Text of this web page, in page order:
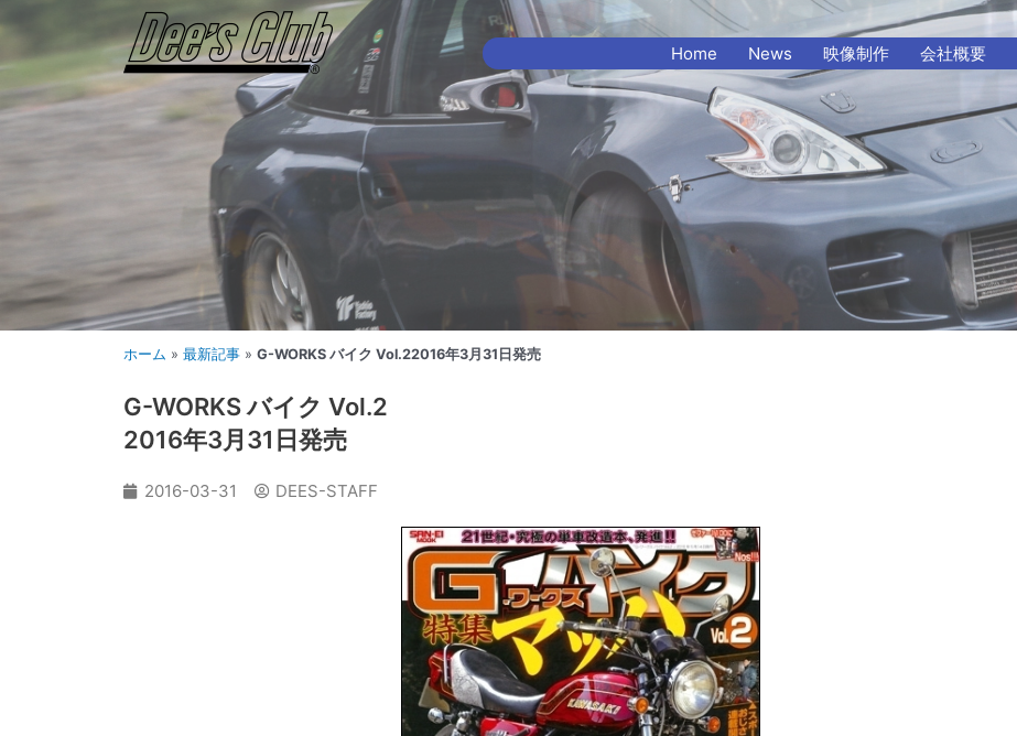
を
キ
Home News 映像制作 会社概要
ホーム » 最新記事 » G-WORKS バイク Vol.22016年3月31日発売
G-WORKS バイク Vol.2
2016年3月31日発売
2016-03-31 DEES-STAFF